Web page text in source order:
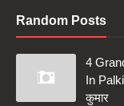
Random Posts
4
In
कुमार